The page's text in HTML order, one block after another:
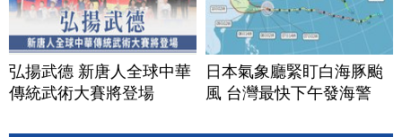
弘揚武德 新唐人全球中華
傳統武術大賽將登場
日本氣象廳緊盯白海豚颱
風 台灣最快下午發海警